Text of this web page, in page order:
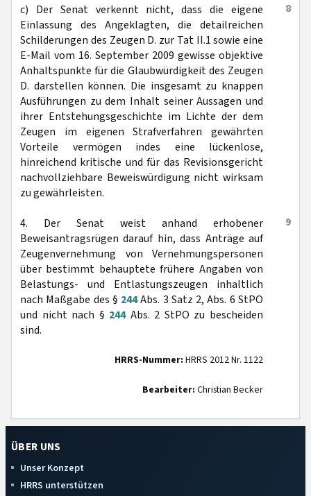
8
c) Der Senat verkennt nicht, dass die eigene
Einlassung des Angeklagten, die detailreichen
Schilderungen des Zeugen D. zur Tat II.1 sowie eine
E-Mail vom 16. September 2009 gewisse objektive
Anhaltspunkte für die Glaubwürdigkeit des Zeugen
D. darstellen können. Die insgesamt zu knappen
Ausführungen zu dem Inhalt seiner Aussagen und
ihrer Entstehungsgeschichte im Lichte der dem
Zeugen im eigenen Strafverfahren gewährten
Vorteile vermögen indes eine lückenlose,
hinreichend kritische und für das Revisionsgericht
nachvollziehbare Beweiswürdigung nicht wirksam
zu gewährleisten.
9
4. Der Senat weist anhand erhobener
Beweisantragsrügen darauf hin, dass Anträge auf
Zeugenvernehmung von Vernehmungspersonen
über bestimmt behauptete frühere Angaben von
Belastungs- und Entlastungszeugen inhaltlich
nach Maßgabe des § 244Abs. 3 Satz 2, Abs. 6 StPO
und nicht nach § 244Abs. 2 StPO zu bescheiden
sind.
HRRS-Nummer: HRRS 2012 Nr. 1122
Bearbeiter: Christian Becker
ÜBER UNS
Unser Konzept
HRRS unterstützen